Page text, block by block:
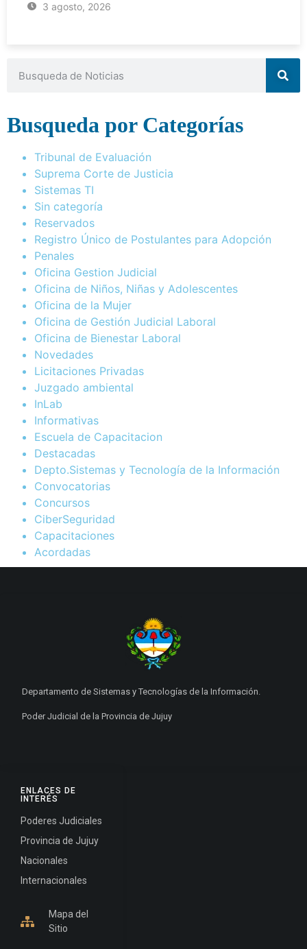
3 agosto, 2026
Busqueda por Categorías
Tribunal de Evaluación
Suprema Corte de Justicia
Sistemas TI
Sin categoría
Reservados
Registro Único de Postulantes para Adopción
Penales
Oficina Gestion Judicial
Oficina de Niños, Niñas y Adolescentes
Oficina de la Mujer
Oficina de Gestión Judicial Laboral
Oficina de Bienestar Laboral
Novedades
Licitaciones Privadas
Juzgado ambiental
InLab
Informativas
Escuela de Capacitacion
Destacadas
Depto.Sistemas y Tecnología de la Información
Convocatorias
Concursos
CiberSeguridad
Capacitaciones
Acordadas
ENLACES DE
INTERÉS
Poderes Judiciales
Provincia de Jujuy
Nacionales
Internacionales
Mapa del
Sitio
Departamento de Sistemas y Tecnologías de la Información.
Poder Judicial de la Provincia de Jujuy